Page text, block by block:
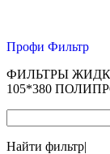
Профи Фильтр
ФИЛЬТРЫ
105*380
Найти фильтр|